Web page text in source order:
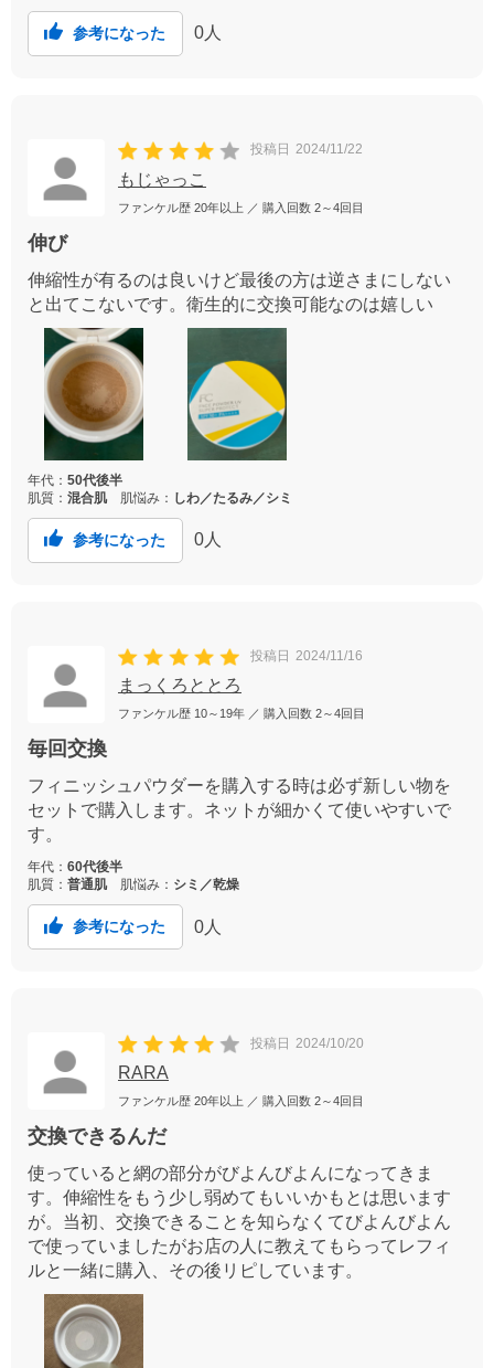
参考になった 0 人
投稿日 2024/11/22
もじゃっこ
ファンケル歴 20年以上 ／ 購入回数 2～4回目
伸び
伸縮性が有るのは良いけど最後の方は逆さまにしない
と出てこないです。衛生的に交換可能なのは嬉しい
年代： 50代後半
肌質： 混合肌 肌悩み： しわ／たるみ／シミ
参考になった 0 人
投稿日 2024/11/16
まっくろととろ
ファンケル歴 10～19年 ／ 購入回数 2～4回目
毎回交換
フィニッシュパウダーを購入する時は必ず新しい物を
セットで購入します。ネットが細かくて使いやすいで
す。
年代： 60代後半
肌質： 普通肌 肌悩み： シミ／乾燥
参考になった 0 人
投稿日 2024/10/20
RARA
ファンケル歴 20年以上 ／ 購入回数 2～4回目
交換できるんだ
使っていると網の部分がびよんびよんになってきま
す。伸縮性をもう少し弱めてもいいかもとは思います
が。当初、交換できることを知らなくてびよんびよん
で使っていましたがお店の人に教えてもらってレフィ
ルと一緒に購入、その後リピしています。